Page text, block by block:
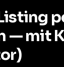
— mit